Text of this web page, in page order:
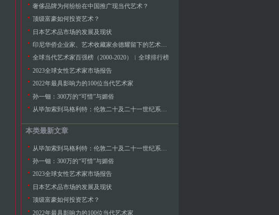
奢侈品牌为何纷纷在中国推广现当代艺术？
顶级富豪如何投资艺术？
日本艺术品市场的发展及现状
印尼华侨企业家、艺术收藏家余德耀留下的艺术与社会遗产
全球当代艺术家百强榜（2000-2020）︱全球排行榜
2023全球女性艺术家市场报告
2022年最具影响力的100位当代艺术家
孙一钿：300万的“可惜”与媚俗
从毕加索到马格利特：伦敦二十及二十一世纪系列拍卖香港预展
本类最新文章
孙一钿：300万的“可惜”与媚俗
2023全球女性艺术家市场报告
日本艺术品市场的发展及现状
顶级富豪如何投资艺术？
2022年最具影响力的100位当代艺术家